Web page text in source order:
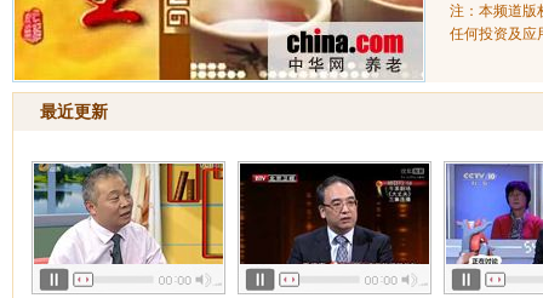
注：本频道版
任何投资及应
最近更新